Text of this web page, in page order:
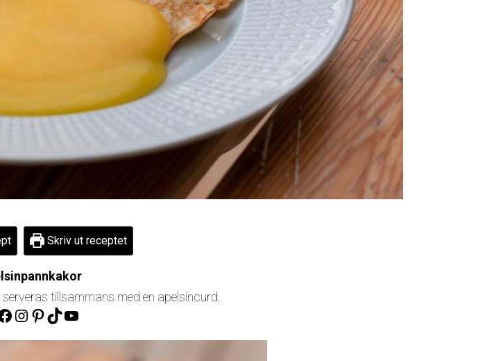
Skriv ut receptet
tillsammans med en apelsincurd.
Instagram
Pinterest
TikTok
YouTube